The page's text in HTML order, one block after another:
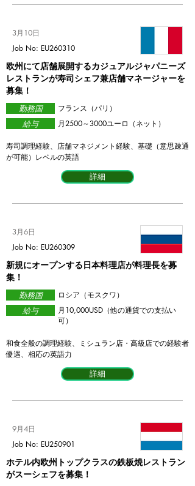
3月10日
Job No: EU260310
欧州にて店舗展開するカジュアルジャパニーズ
レストランが寿司シェフ兼店舗マネージャーを
募集！
勤務国 フランス（パリ）
給与 ​月2500～3000ユーロ（ネット）
寿司調理経験、店舗マネジメント経験、基礎（意思疎通
が可能）レベルの英語
詳細
3月6日
Job No: EU260309
新規にオープンする日本料理店が料理長を募
集！
勤務国 ロシア（モスクワ）
給与
​月10,000USD（他の通貨での支払い
可）
和食全般の調理経験、ミシュラン店・高級店での経験者
優遇、相応の英語力
詳細
9月4日
Job No: EU250901
ホテル内欧州トップクラスの鉄板焼レストラン
がスーシェフを募集！